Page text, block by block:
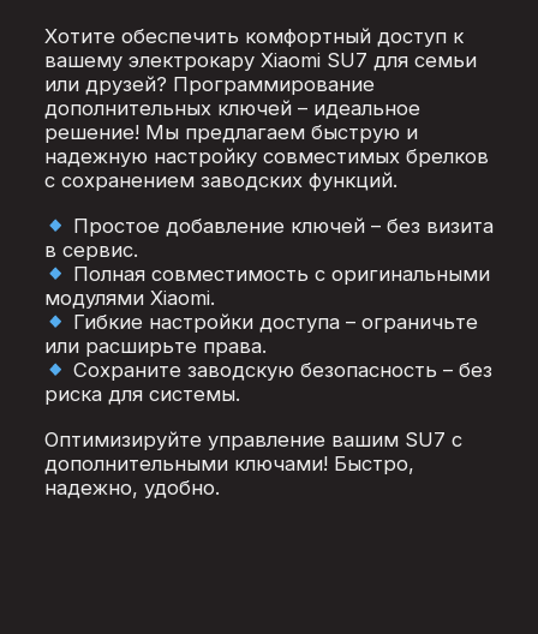
Хотите обеспечить комфортный доступ к
вашему электрокару Xiaomi SU7 для семьи
или друзей? Программирование
дополнительных ключей – идеальное
решение! Мы предлагаем быструю и
надежную настройку совместимых брелков
с сохранением заводских функций.
Простое добавление ключей – без визита
в сервис.
Полная совместимость с оригинальными
модулями Xiaomi.
Гибкие настройки доступа – ограничьте
или расширьте права.
Сохраните заводскую безопасность – без
риска для системы.
Оптимизируйте управление вашим SU7 с
дополнительными ключами! Быстро,
надежно, удобно.